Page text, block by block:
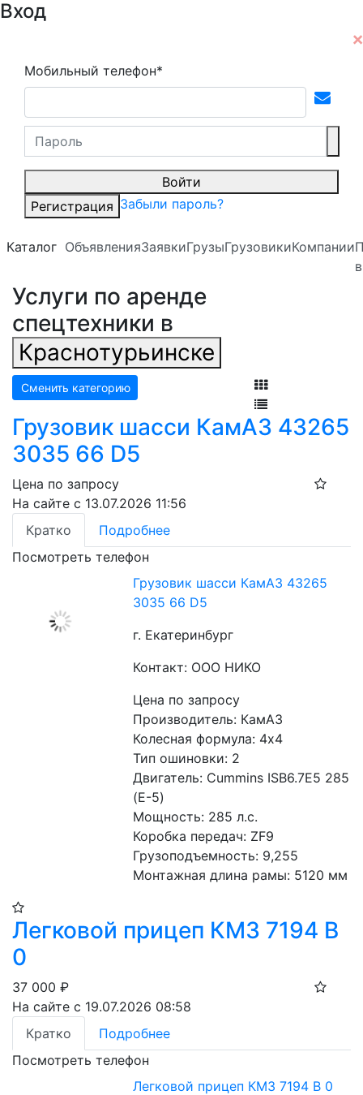
Вход
Мобильный телефон*
Войти
Регистрация Забыли пароль?
Каталог ОбъявленияЗаявкиГрузыГрузовикиКомпании
Услуги по аренде
спецтехники в
Краснотурьинске
Сменить категорию
Грузовик шасси КамАЗ 43265
3035 66 D5
Цена по запросу
На сайте с 13.07.2026 11:56
Кратко
Подробнее
Посмотреть телефон
Грузовик шасси КамАЗ 43265
3035 66 D5
г. Екатеринбург
Контакт: ООО НИКО
Цена по запросу
Производитель: КамАЗ
Колесная формула: 4х4
Тип ошиновки: 2
Двигатель: Cummins ISB6.7E5 285
(Е-5)
Мощность: 285 л.с.
Коробка передач: ZF9
Грузоподъемность: 9,255
Монтажная длина рамы: 5120 мм
Легковой прицеп КМЗ 7194 В
0
37 000 ₽
На сайте с 19.07.2026 08:58
Кратко
Подробнее
Посмотреть телефон
Легковой прицеп КМЗ 7194 В 0